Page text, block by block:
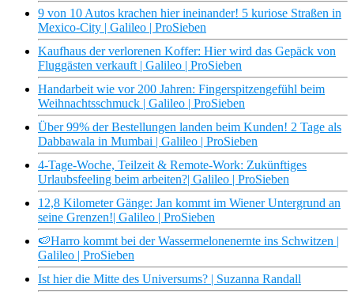
9 von 10 Autos krachen hier ineinander! 5 kuriose Straßen in
Mexico-City | Galileo | ProSieben
Kaufhaus der verlorenen Koffer: Hier wird das Gepäck von
Fluggästen verkauft | Galileo | ProSieben
Handarbeit wie vor 200 Jahren: Fingerspitzengefühl beim
Weihnachtsschmuck | Galileo | ProSieben
Über 99% der Bestellungen landen beim Kunden! 2 Tage als
Dabbawala in Mumbai | Galileo | ProSieben
4-Tage-Woche, Teilzeit & Remote-Work: Zukünftiges
Urlaubsfeeling beim arbeiten?| Galileo | ProSieben
12,8 Kilometer Gänge: Jan kommt im Wiener Untergrund an
seine Grenzen!| Galileo | ProSieben
🍉Harro kommt bei der Wassermelonenernte ins Schwitzen |
Galileo | ProSieben
Ist hier die Mitte des Universums? | Suzanna Randall